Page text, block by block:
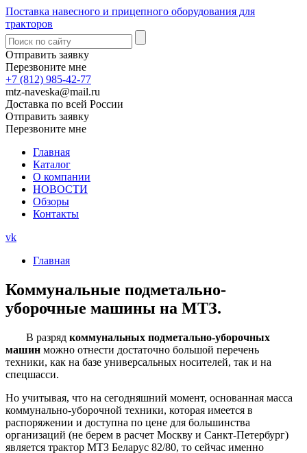
Поставка навесного и прицепного оборудования для
тракторов
Отправить заявку
Перезвоните мне
+7 (812) 985-42-77
mtz-naveska@mail.ru
Доставка по всей России
Отправить заявку
Перезвоните мне
Главная
Каталог
О компании
НОВОСТИ
Обзоры
Контакты
vk
Главная
Коммунальные подметально-
уборочные машины на МТЗ.
В разряд коммунальных подметально-уборочных
машин можно отнести достаточно большой перечень
техники, как на базе универсальных носителей, так и на
спецшасси.
Но учитывая, что на сегодняшний момент, основанная масса
коммунально-уборочной техники, которая имеется в
распоряжении и доступна по цене для большинства
организаций (не берем в расчет Москву и Санкт-Петербург)
является трактор МТЗ Беларус 82/80, то сейчас именно